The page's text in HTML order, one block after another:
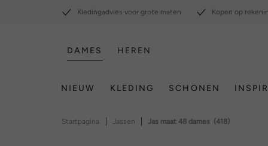
Kledingadvies voor grote maten Kopen op
DAMES HEREN
NIEUW KLEDING SCHONEN
Startpagina | Jassen | Jas maat 48 dames (418)